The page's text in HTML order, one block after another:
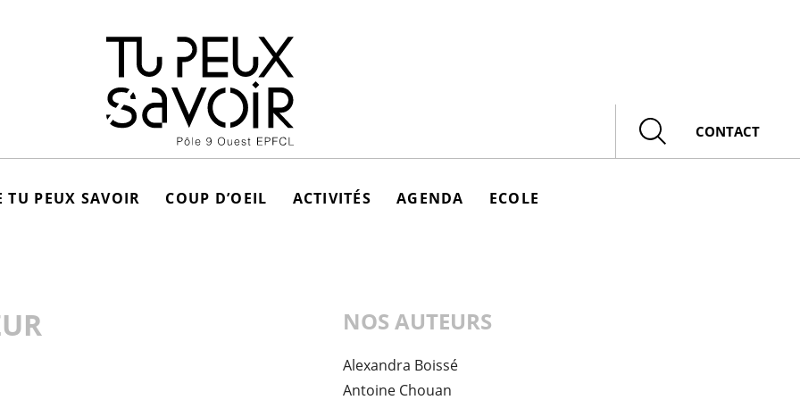
Rechercher
CONTACT
TU PEUX SAVOIR COUP D’OEIL ACTIVITÉS AGENDA ECOLE
NOS AUTEURS
Alexandra Boissé
Antoine Chouan